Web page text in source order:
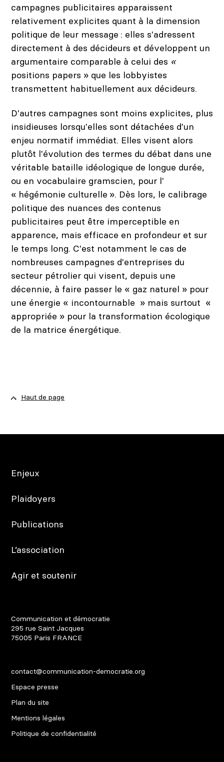
campagnes publicitaires apparaissent
relativement explicites quant à la dimension
politique de leur message : elles s'adressent
directement à des décideurs et développent un
argumentaire comparable à celui des «
positions papers » que les lobbyistes
transmettent habituellement aux décideurs.
D'autres campagnes sont moins explicites, plus
insidieuses lorsqu'elles sont détachées d'un
enjeu normatif immédiat. Elles visent alors
plutôt l'évolution des termes du débat dans une
véritable bataille idéologique de longue durée,
ou en vocabulaire gramscien, pour l'
« hégémonie culturelle ». Dès lors, le calibrage
politique des nuances des contenus
publicitaires peut être imperceptible en
apparence, mais efficace en profondeur et sur
le temps long. C'est notamment le cas de
nombreuses campagnes d'entreprises du
secteur pétrolier qui visent, depuis une
décennie, à faire passer le « gaz naturel » pour
une énergie « incontournable » mais surtout «
appropriée » pour la transformation écologique
de la matrice énergétique.
Haut de page
Enjeux
Plaidoyers
Publications
L’association
Agir et soutenir
Communication et démocratie
295 rue Saint Jacques
75005 Paris FRANCE
contact@communication-democratie.org
Espace presse
Plan du site
Mentions légales
Politique de confidentialité